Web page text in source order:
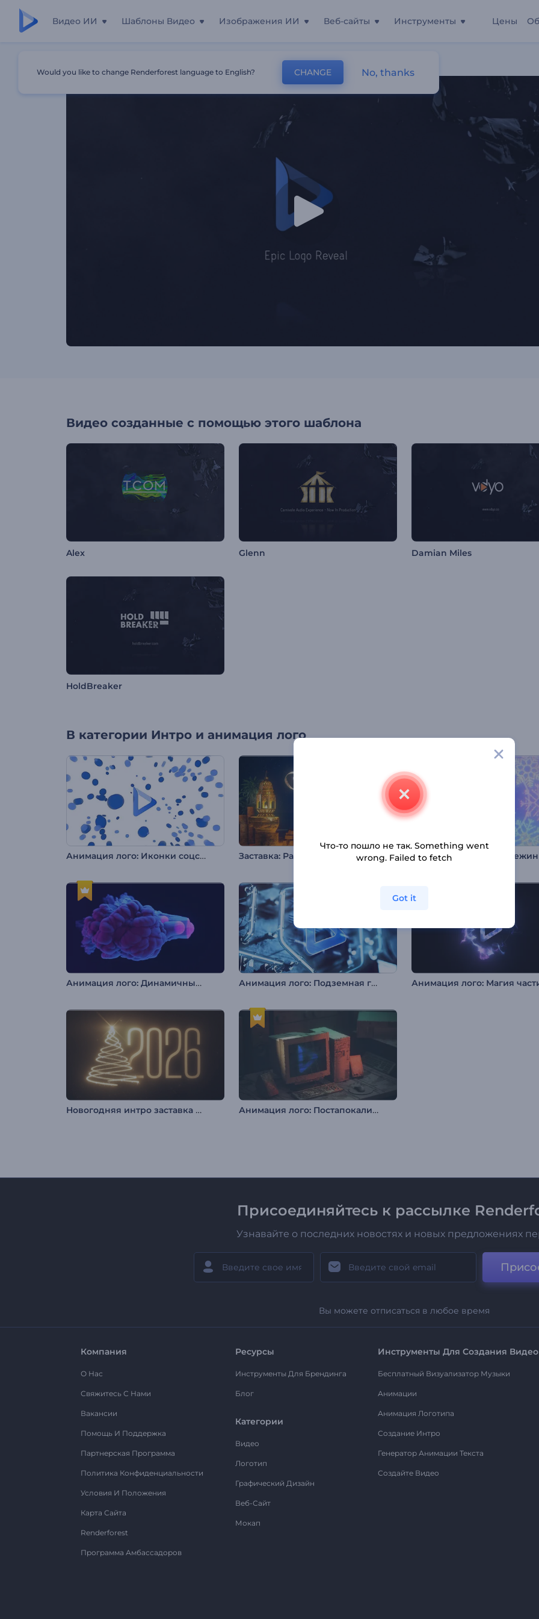
Видео ИИ Шаблоны Видео Изображения ИИ Веб-сайты Инструменты Цены
Видео созданные с помощью этого шаблона
Alex Glenn Damian Miles
HoldBreaker
В категории Интро и анимация лого
Анимация лого: Иконки соцсетей Заставка: Рамадан Интро: Новогодние
Анимация лого: Динамичный взрыв дыма Анимация лого: Подземная голограмма Анимация лого: Магия
Новогодняя интро заставка Мерцание огней Анимация лого: Постапокалипсис
Присоединяйтесь к рассылке
Узнавайте о последних новостях и новых предложениях
Вы можете отписаться в любое время
Компания
О Нас
Свяжитесь С Нами
Вакансии
Помощь И Поддержка
Партнерская Программа
Политика Конфиденциальности
Условия И Положения
Карта Сайта
Renderforest
Программа Амбассадоров
Ресурсы
Инструменты Для Брендинга
Блог
Категории
Видео
Логотип
Графический Дизайн
Веб-Сайт
Мокап
Инструменты Для Создания Видео
Бесплатный Визуализатор Музыки
Анимации
Анимация Логотипа
Создание Интро
Генератор Анимации Текста
Создайте Видео
Would you like to change Renderforest language to English? CHANGE No, thanks
Что-то пошло не так. Something went
wrong. Failed to fetch
Got it